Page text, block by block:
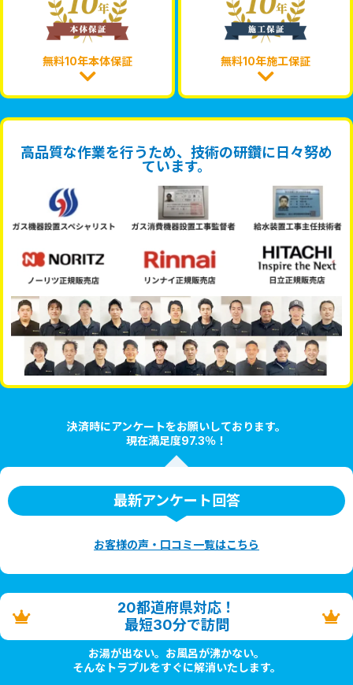
無料10年本体保証 無料10年施工保証
高品質な作業を行うため、技術の研鑽に日々努め
ています。
決済時にアンケートをお願いしております。
現在満足度97.3％！
最新アンケート回答
お客様の声・口コミ一覧はこちら
20都道府県対応！
最短30分で訪問
お湯が出ない。お風呂が沸かない。
そんなトラブルをすぐに解消いたします。